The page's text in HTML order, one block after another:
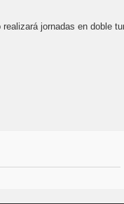
realizará jornadas en doble